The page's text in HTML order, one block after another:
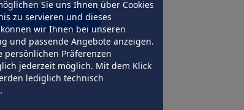
Sie uns Ihnen über Cookies
zu servieren und dieses
wir Ihnen bei unseren
und passende Angebote anzeigen.
persönlichen Präferenzen
jederzeit möglich. Mit dem Klick
lediglich technisch
erneut versuchen